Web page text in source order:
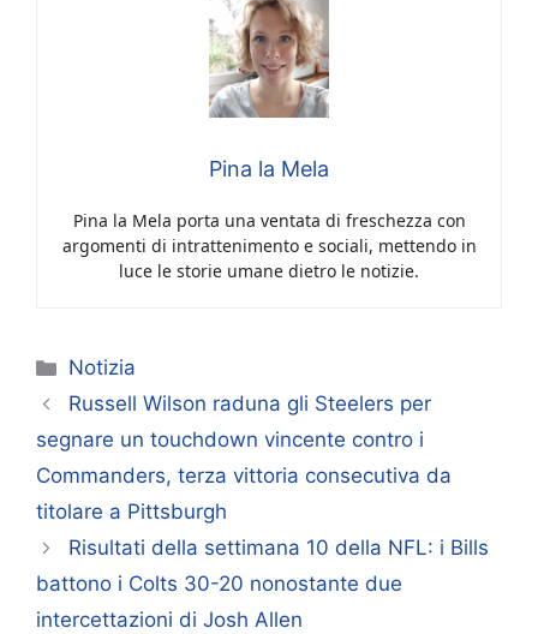
Pina la Mela
Pina la Mela porta una ventata di freschezza con
argomenti di intrattenimento e sociali, mettendo in
luce le storie umane dietro le notizie.
Categorie
Notizia
Russell Wilson raduna gli Steelers per
segnare un touchdown vincente contro i
Commanders, terza vittoria consecutiva da
titolare a Pittsburgh
Risultati della settimana 10 della NFL: i Bills
battono i Colts 30-20 nonostante due
intercettazioni di Josh Allen